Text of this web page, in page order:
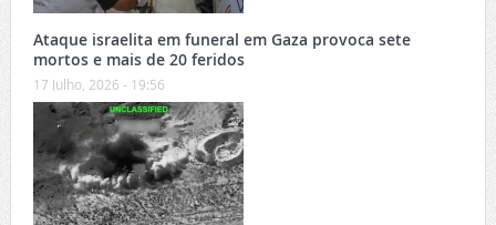
Ataque israelita em funeral em Gaza provoca sete
mortos e mais de 20 feridos
17 Julho, 2026 - 19:56